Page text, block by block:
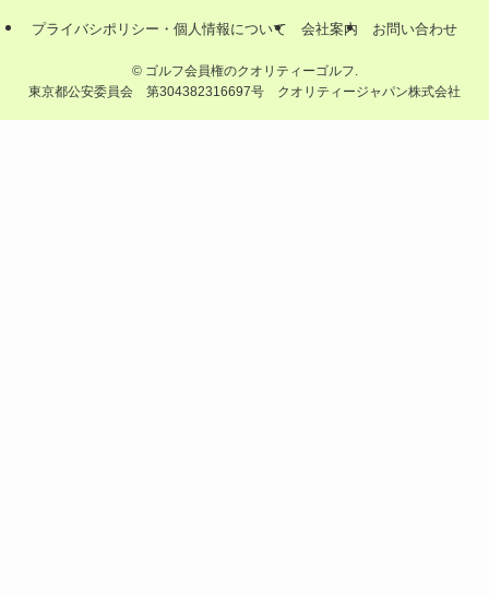
プライバシポリシー・個人情報について 会社案内 お問い合わせ
©ゴルフ会員権のクオリティーゴルフ.
東京都公安委員会 第304382316697号 クオリティージャパン株式会社